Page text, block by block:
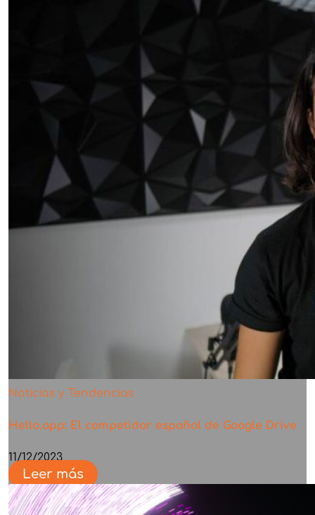
Noticias y Tendencias
Hello.app: El competidor español de Google Drive
11/12/2023
Leer más